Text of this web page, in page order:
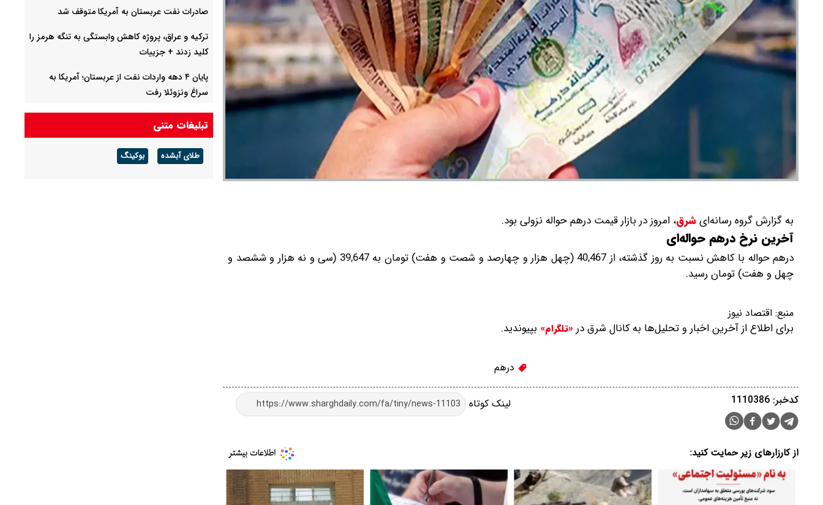
به گزارش گروه رسانه‌ایشرق، امروز در بازار قیمت درهم حواله نزولی بود.
آخرین نرخ درهم حواله‌ای
درهم حواله با کاهش نسبت به روز گذشته، از 40,467 (چهل هزار و چهارصد و شصت و هفت) تومان به 39,647 (سی و نه هزار و ششصد و
چهل و هفت) تومان رسید.
منبع: اقتصاد نیوز
برای اطلاع از آخرین اخبار و تحلیل‌ها به کانال شرق در «تلگرام» بپیوندید.
درهم
لینک کوتاه کدخبر: 1110386
از کارزارهای زیر حمایت کنید:
صادرات نفت عربستان به آمریکا متوقف شد
ترکیه و عراق، پروژه کاهش وابستگی به تنگه هرمز را
کلید زدند + جزییات
پایان ۴ دهه واردات نفت از عربستان؛ آمریکا به
سراغ ونزوئلا رفت
لیست قیمت خرید مسکن در نازی‌آباد/ خرید
آپارتمان ۲ خوابه در این منطقه چقدر سرمایه نیاز
دارد؟ + جدول مردادماه ۱۴۰۵
تبلیغات متنی
طلای آبشده بوکینگ